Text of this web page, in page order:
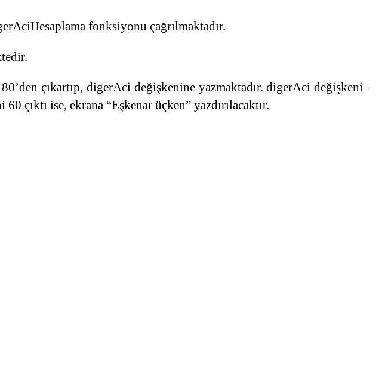
fonksiyonu çağrılmaktadır.
çıkartıp, digerAci değişkenine yazmaktadır. digerAci değişkeni –
çıktı ise, ekrana “Eşkenar üçken” yazdırılacaktır.